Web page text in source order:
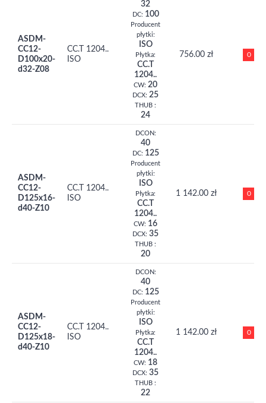
ASDM-
CC12-
D100x20-
d32-Z08
CC.T 1204..
ISO
32
DC: 100
Producent
płytki:
ISO
Płytka:
CC.T
1204..
CW: 20
DCX: 25
THUB :
24
756.00 zł 0
ASDM-
CC12-
D125x16-
d40-Z10
CC.T 1204..
ISO
DCON:
40
DC: 125
Producent
płytki:
ISO
Płytka:
CC.T
1204..
CW: 16
DCX: 35
THUB :
20
1 142.00 zł 0
ASDM-
CC12-
D125x18-
d40-Z10
CC.T 1204..
ISO
DCON:
40
DC: 125
Producent
płytki:
ISO
Płytka:
CC.T
1204..
CW: 18
DCX: 35
THUB :
22
1 142.00 zł 0